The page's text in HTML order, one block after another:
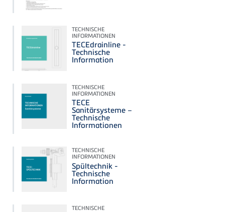
TECHNISCHE
INFORMATIONEN
TECEdrainline -
Technische
Information
TECHNISCHE
INFORMATIONEN
TECE
Sanitärsysteme –
Technische
Informationen
TECHNISCHE
INFORMATIONEN
Spültechnik -
Technische
Information
TECHNISCHE